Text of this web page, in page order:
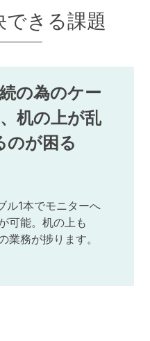
できる課題
の為のケー
机の上が乱
のが困る
ル1本でモニターへ
可能。机の上も
業務が捗ります。